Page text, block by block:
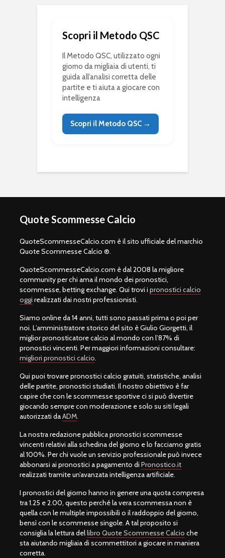
Scopri il Metodo QSC
Il Metodo QSC, utilizzato ogni
giorno da migliaia di utenti, ti
guida all’analisi corretta delle
partite e ti aiuta a giocare con
intelligenza
Scopri il Metodo QSC →
Quote Scommesse Calcio
QuoteScommesseCalcio.com è il sito ufficiale del marchio
Quote Scommesse Calcio ®.
QuoteScommesseCalcio.com è dal 2008 la migliore
community per chi ama il mondo dei pronostici,
scommesse, betting exchange. Qui trovi i pronostici calcio
oggi realizzati dai nostri professionisti.
Siamo online da 14 anni, tutti sono passati prima o poi per
noi. L’amministratore storico del sito è Giulio Giorgetti, il
miglior pronosticatore calcio al mondo con l’87% di
pronostici vincenti. Per maggiori informazioni consultare:
migliori pronostici calcio.
Qui puoi trovare pronostici calcio gratuiti, statistiche, analisi
delle partite, pronostici studiati. Il nostro obiettivo è far
capire che con le scommesse sportive ci si può divertire
giocando sempre con moderazione e solo su siti legali
autorizzati daADM.
La nostra redazione pubblica pronostici scommesse
vincenti relativi alla schedina del giorno e lo facciamo gratis
al 100%. Per chi vuole un servizio professionale può invece
abbonarsi ai pronostici a pagamento di Pronostico.it
realizzati tramite un’avanzata intelligenza artificiale.
I pronostici del giorno hanno in genere una quota compresa
tra 1.25 e 2.00, questo perché la vera scommessa non è
quella con le multiple impossibili o il raddoppio del giorno,
bensì con le scommesse singole. A tal proposito si
consiglia la lettura dellibro Quote Scommesse Calcio che
sta aiutando migliaia di scommettitori a giocare in maniera
corretta.